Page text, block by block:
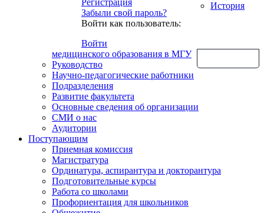
Регистрация
Забыли свой пароль?
Войти как пользователь:
Войти
История
медицинского образования в МГУ
Руководство
Научно-педагогические работники
Подразделения
Развитие факультета
Основные сведения об организации
СМИ о нас
Аудитории
Поступающим
Приемная комиссия
Магистратура
Ординатура, аспирантура и докторантура
Подготовительные курсы
Работа со школами
Профориентация для школьников